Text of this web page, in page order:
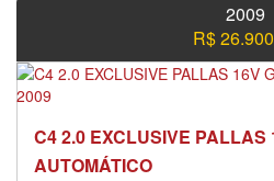
2009
R$
C4 2.0 EXCLUSIVE PALLAS
AUTOMÁTICO